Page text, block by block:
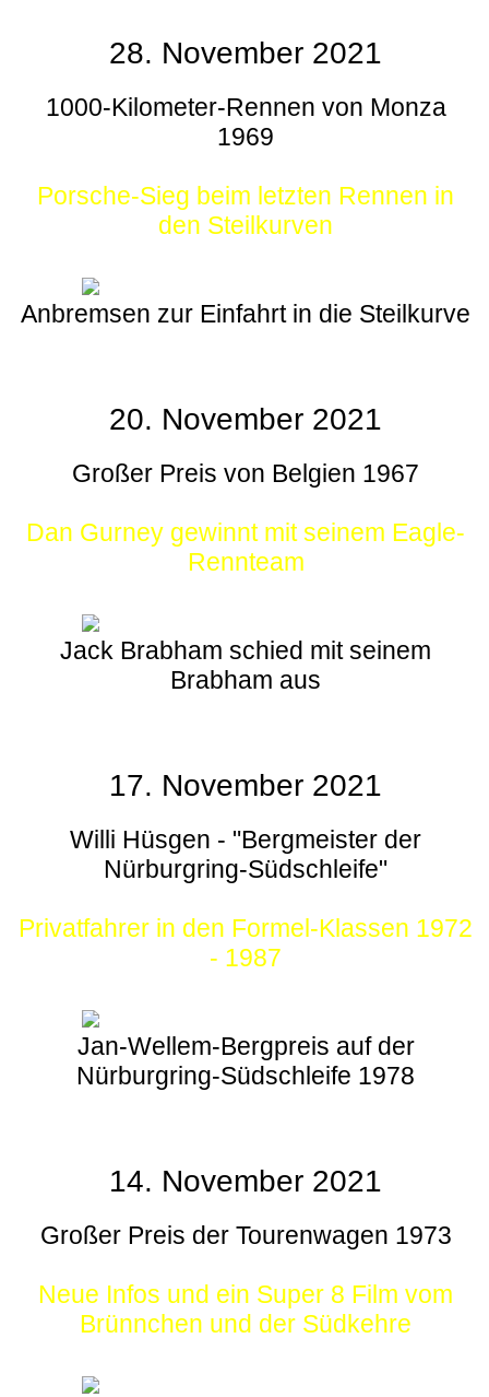
28. November 2021
1000-Kilometer-Rennen von Monza
1969
Porsche-Sieg beim letzten Rennen in
den Steilkurven
Anbremsen zur Einfahrt in die Steilkurve
20. November 2021
Großer Preis von Belgien 1967
Dan Gurney gewinnt mit seinem Eagle-
Rennteam
Jack Brabham schied mit seinem
Brabham aus
17. November 2021
Willi Hüsgen - "Bergmeister der
Nürburgring-Südschleife"
Privatfahrer in den Formel-Klassen 1972
- 1987
Jan-Wellem-Bergpreis auf der
Nürburgring-Südschleife 1978
14. November 2021
Großer Preis der Tourenwagen 1973
Neue Infos und ein Super 8 Film vom
Brünnchen und der Südkehre